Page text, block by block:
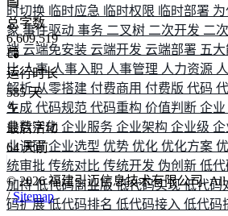
时切换 临时应急 临时权限 临时部署
象 事件驱动 事务 二叉树 二次开发 二
端 云端免安装 云端开发 云端部署 五
比人事人事入职 人事管理 人力资源
解析从零搭建 付费商用 付费版 代码
生成 代码规范 代码重构 价值判断 企业
业数字化 企业服务 企业架构 企业级 企
业调研企业选型 优势 优化 优化方案
统审批 传统对比 传统开发 伪创新 低代
加持低代码商业版低代码实现低代码
码扩展低代码排名 低代码接入 低代码
总字数
6,609,519
运行时长
585 天
最后活动
64 天前
©2026福建引迈信息技术有限公司. All
/Sitemap